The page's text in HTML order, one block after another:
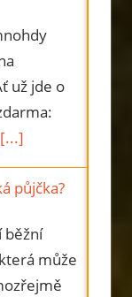
už jde o
[...]
půjčka?
běžní
může